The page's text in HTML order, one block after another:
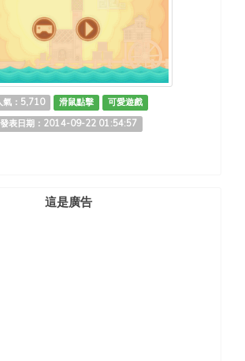
氣：5,710 滑鼠點擊
可愛遊戲
發表日期：2014-09-22 01:54:57
這是廣告